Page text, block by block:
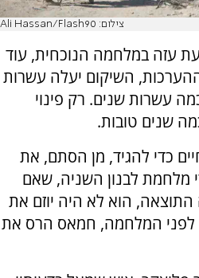
צילום: Ali Hassan/Flash90
עזה במלחמה הנוכחית, עוד
ההערכות, השיקום יעלה עשרות
עשרות שנים. רק פינוי
שנים טובות.
כדי להגיד, מן הסתם, את
לבנון השניה, שאם
הוא לא היה יוזם את
לפני המלחמה, חמאס הרס את